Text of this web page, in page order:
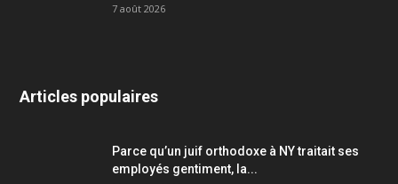
7 août 2026
Articles populaires
Parce qu’un juif orthodoxe à NY traitait ses
employés gentiment, la...